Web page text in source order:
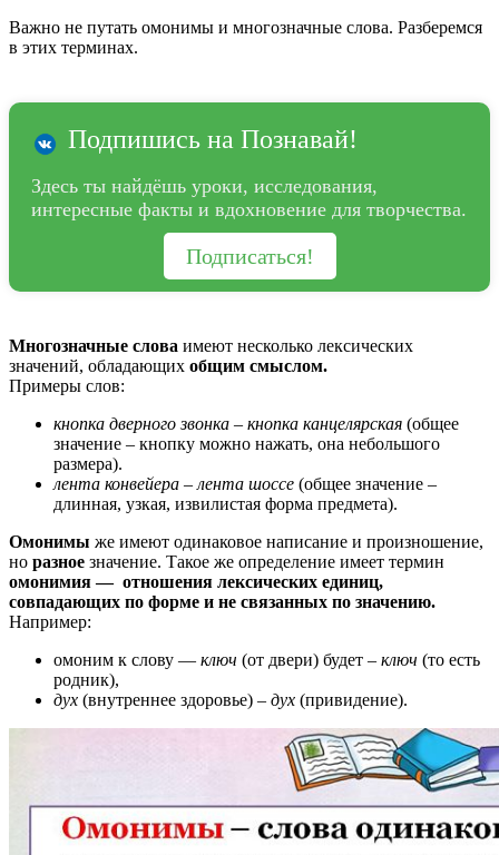
Важно не путать омонимы и многозначные слова. Разберемся
в этих терминах.
Подпишись на Познавай!
Здесь ты найдёшь уроки, исследования,
интересные факты и вдохновение для творчества.
Подписаться!
Многозначные слова имеют несколько лексических
значений, обладающих общим смыслом.
Примеры слов:
кнопка дверного звонка – кнопка канцелярская (общее
значение – кнопку можно нажать, она небольшого
размера).
лента конвейера – лента шоссе (общее значение –
длинная, узкая, извилистая форма предмета).
Омонимы же имеют одинаковое написание и произношение,
но разное значение. Такое же определение имеет термин
омонимия — отношения лексических единиц,
совпадающих по форме и не связанных по значению.
Например:
омоним к слову — ключ (от двери) будет – ключ (то есть
родник),
дух (внутреннее здоровье) – дух (привидение).